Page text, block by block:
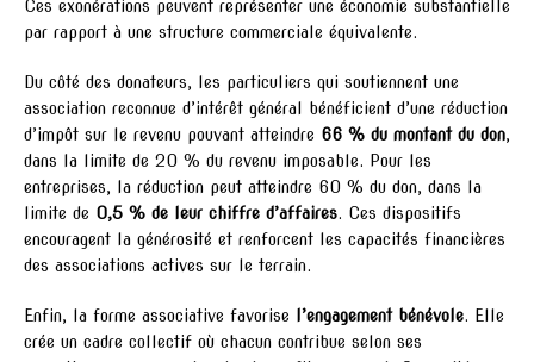
Ces exonérations peuvent représenter une économie substantielle
par rapport à une structure commerciale équivalente.
Du côté des donateurs, les particuliers qui soutiennent une
association reconnue d’intérêt général bénéficient d’une réduction
d’impôt sur le revenu pouvant atteindre 66 % du montant du don,
dans la limite de 20 % du revenu imposable. Pour les
entreprises, la réduction peut atteindre 60 % du don, dans la
limite de 0,5 % de leur chiffre d’affaires. Ces dispositifs
encouragent la générosité et renforcent les capacités financières
des associations actives sur le terrain.
Enfin, la forme associative favorise l’engagement bénévole. Elle
crée un cadre collectif où chacun contribue selon ses